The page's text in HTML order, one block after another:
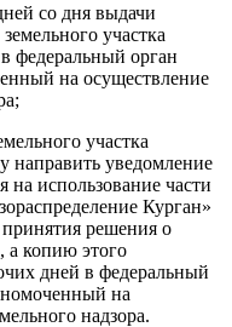
со дня выдачи
участка
федеральный орган
на осуществление
участка
направить уведомление
на использование части
Курган»
решения о
а копию этого
дней в федеральный
на
надзора.